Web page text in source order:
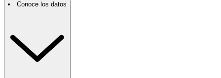
Conoce los datos